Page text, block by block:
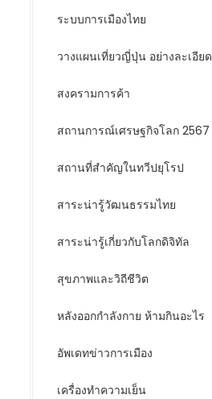
ระบบการเมืองไทย
วางแผนเที่ยวญี่ปุ่น อย่างละเอียด
สงครามการค้า
สถานการณ์เศรษฐกิจโลก 2567
สถานที่สำคัญในทวีปยุโรป
สาระน่ารู้วัฒนธรรมไทย
สาระน่ารู้เกี่ยวกับโลกดิจิทัล
สุขภาพและวิถีชีวิต
หลังออกกําลังกาย ห้ามกินอะไร
อัพเดทข่าวการเมือง
เครื่องทำความเย็น